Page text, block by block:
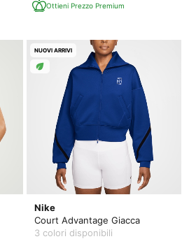
Ottieni Prezzo Premium
Nike
Court Advantage Giacca
3 colori disponibili
NUOVI ARRIVI